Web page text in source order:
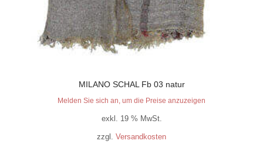
MILANO SCHAL Fb 03 natur
Melden Sie sich an, um die Preise anzuzeigen
exkl. 19 % MwSt.
zzgl. Versandkosten